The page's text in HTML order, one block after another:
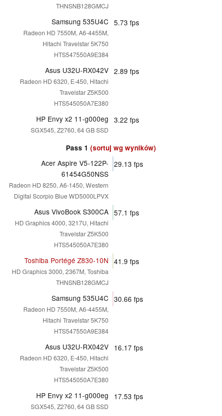
THNSNB128GMCJ
Samsung 535U4C
Radeon HD 7550M, A6-4455M,
Hitachi Travelstar 5K750
HTS547550A9E384
5.73 fps
Asus U32U-RX042V
Radeon HD 6320, E-450, Hitachi
Travelstar Z5K500
HTS545050A7E380
2.89 fps
HP Envy x2 11-g000eg
SGX545, Z2760, 64 GB SSD
3.22 fps
Pass 1 (sortuj wg wyników)
Acer Aspire V5-122P-
61454G50NSS
Radeon HD 8250, A6-1450, Western
Digital Scorpio Blue WD5000LPVX
29.13 fps
Asus VivoBook S300CA
HD Graphics 4000, 3217U, Hitachi
Travelstar Z5K500
HTS545050A7E380
57.1 fps
Toshiba Portégé Z830-10N
HD Graphics 3000, 2367M, Toshiba
THNSNB128GMCJ
41.9 fps
Samsung 535U4C
Radeon HD 7550M, A6-4455M,
Hitachi Travelstar 5K750
HTS547550A9E384
30.66 fps
Asus U32U-RX042V
Radeon HD 6320, E-450, Hitachi
Travelstar Z5K500
HTS545050A7E380
16.17 fps
HP Envy x2 11-g000eg
SGX545, Z2760, 64 GB SSD
17.53 fps